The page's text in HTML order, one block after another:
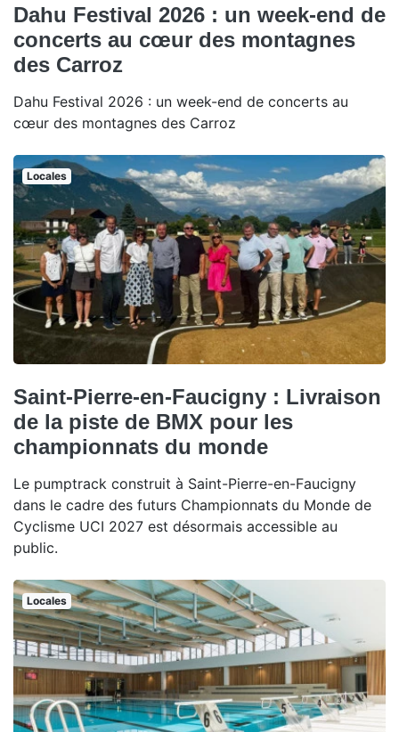
Dahu Festival 2026 : un week-end de
concerts au cœur des montagnes
des Carroz
Dahu Festival 2026 : un week-end de concerts au
cœur des montagnes des Carroz
Locales
Saint-Pierre-en-Faucigny : Livraison
de la piste de BMX pour les
championnats du monde
Le pumptrack construit à Saint-Pierre-en-Faucigny
dans le cadre des futurs Championnats du Monde de
Cyclisme UCI 2027 est désormais accessible au
public.
Locales